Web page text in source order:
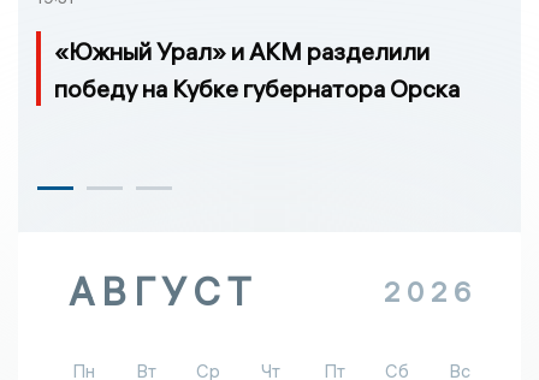
«Южный Урал» и АКМ разделили
победу на Кубке губернатора Орска
АВГУСТ 2026
Пн Вт Ср Чт Пт Сб Вс